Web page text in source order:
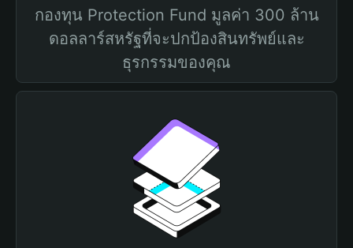
กองทุน Protection Fund มูลค่า 300 ล้าน
ดอลลาร์สหรัฐที่จะปกป้องสินทรัพย์และ
ธุรกรรมของคุณ